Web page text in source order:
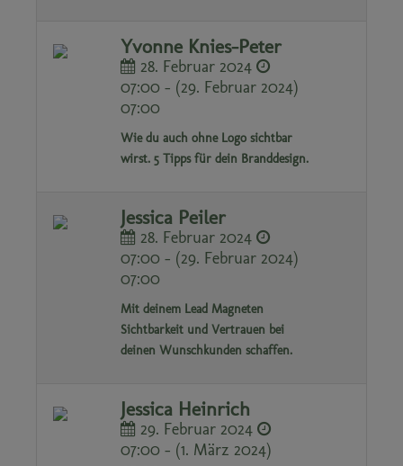
Yvonne Knies-Peter
28. Februar 2024
07:00 - (29. Februar 2024)
07:00
Wie du auch ohne Logo sichtbar
wirst. 5 Tipps für dein Branddesign.
Jessica Peiler
28. Februar 2024
07:00 - (29. Februar 2024)
07:00
Mit deinem Lead Magneten
Sichtbarkeit und Vertrauen bei
deinen Wunschkunden schaffen.
Jessica Heinrich
29. Februar 2024
07:00 - (1. März 2024)